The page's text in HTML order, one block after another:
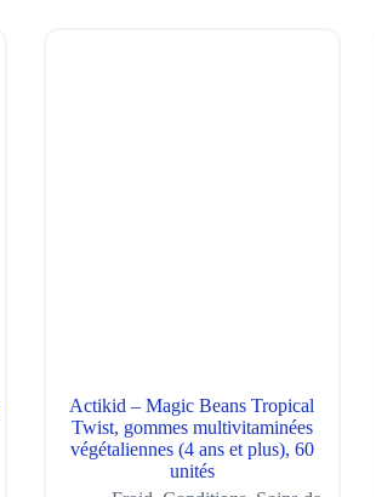
Actikid – Magic Beans Tropical
Twist, gommes multivitaminées
végétaliennes (4 ans et plus), 60
unités